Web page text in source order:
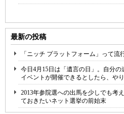
最新の投稿
「ニッチ プラットフォーム」って
今日4月15日は「遺言の日」。自分
イベントが開催できるとしたら、や
2013年参院選への出馬を少しでも考
ておきたいネット選挙の前始末